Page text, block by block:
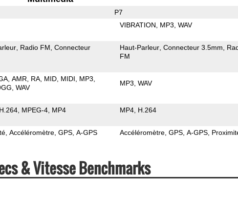
P7
VIBRATION MP3 WAV
Radio FM Connecteur
Haut-Parleur Connecteur 3.5mm
FM
AMR RA MID MIDI
MP3
WAV
MP3 WAV
H.264 MPEG-4 MP4 MP4 H.264
Accéléromètre GPS A-GPS Accéléromètre GPS A-GPS
& Vitesse Benchmarks